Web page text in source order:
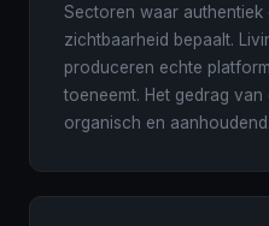
Sectoren waar authentiek
zichtbaarheid bepaalt.
produceren echte
toeneemt. Het gedrag van
organisch en aanhoudend.